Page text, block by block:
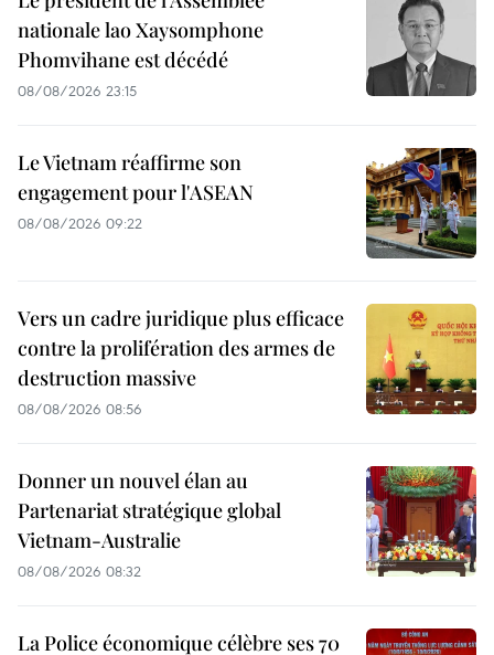
nationale lao Xaysomphone
Phomvihane est décédé
08/08/2026 23:15
Le Vietnam réaffirme son
engagement pour l'ASEAN
08/08/2026 09:22
Vers un cadre juridique plus efficace
contre la prolifération des armes de
destruction massive
08/08/2026 08:56
Donner un nouvel élan au
Partenariat stratégique global
Vietnam-Australie
08/08/2026 08:32
La Police économique célèbre ses 70